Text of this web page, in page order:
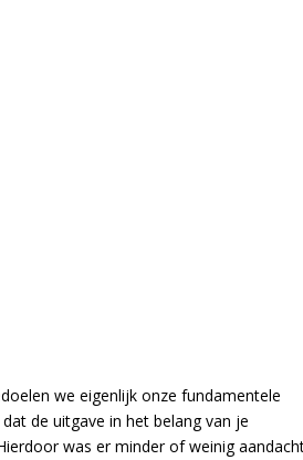
we eigenlijk onze fundamentele
de uitgave in het belang van je
was er minder of weinig